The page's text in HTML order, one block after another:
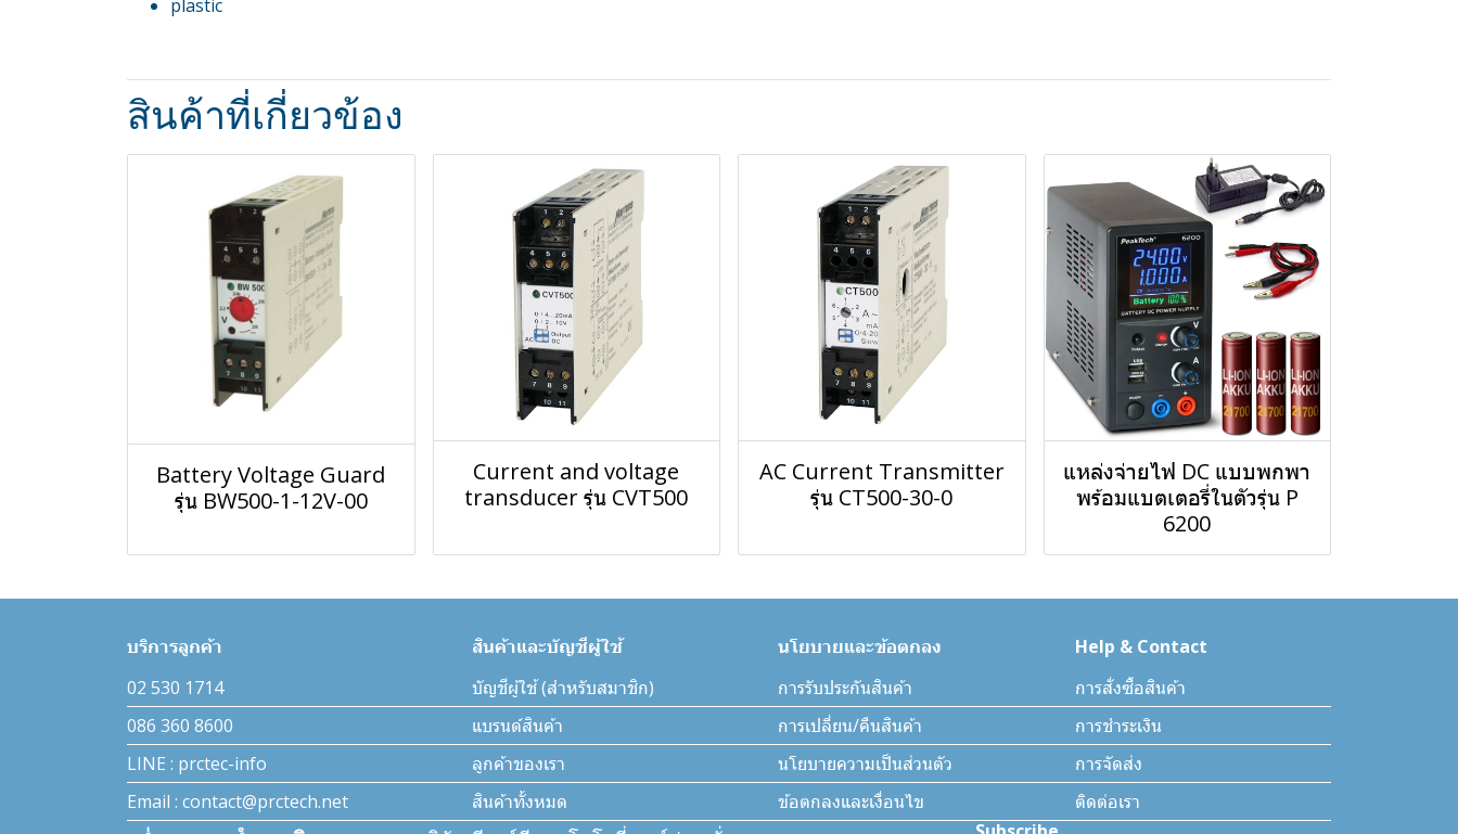
plastic
สินค้าที่เกี่ยวข้อง
Battery Voltage Guard
รุ่น BW500-1-12V-00
Current and voltage
transducer รุ่น CVT500
AC Current Transmitter
รุ่น CT500-30-0
แหล่งจ่ายไฟ DC แบบพกพา
พร้อมแบตเตอรี่ในตัวรุ่น P
6200
บริการลูกค้า
02 530 1714
086 360 8600
LINE : prctec-info
Email : contact@prctech.net
สินค้าและบัญชีผู้ใช้
บัญชีผู้ใช้ (สำหรับสมาชิก)
แบรนด์สินค้า
ลูกค้าของเรา
สินค้าทั้งหมด
นโยบายและข้อตกลง
การรับประกันสินค้า
การเปลี่ยน/คืนสินค้า
นโยบายความเป็นส่วนตัว
ข้อตกลงและเงื่อนไข
Help & Contact
การสั่งซื้อสินค้า
การชำระเงิน
การจัดส่ง
ติดต่อเรา